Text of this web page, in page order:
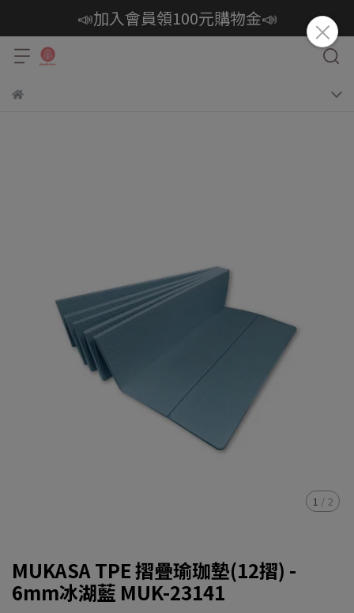
📣加入會員領100元購物金📣
1 / 2
MUKASA TPE 摺疊瑜珈墊(12摺) -
6mm冰湖藍 MUK-23141